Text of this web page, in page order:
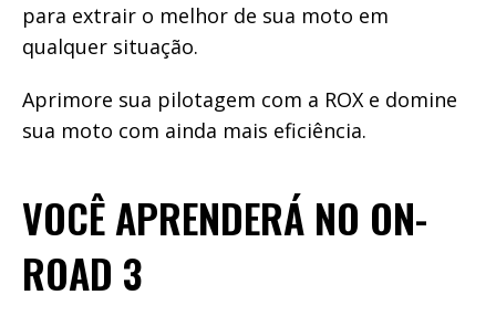
para extrair o melhor de sua moto em
qualquer situação.
Aprimore sua pilotagem com a ROX e domine
sua moto com ainda mais eficiência.
VOCÊ APRENDERÁ NO ON-
ROAD 3